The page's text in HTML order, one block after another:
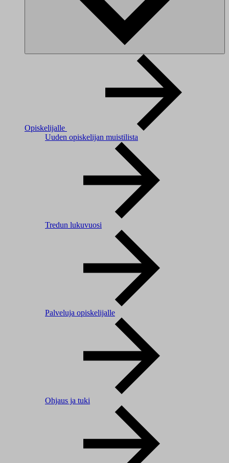
Opiskelijalle
Uuden opiskelijan muistilista
Tredun lukuvuosi
Palveluja opiskelijalle
Ohjaus ja tuki